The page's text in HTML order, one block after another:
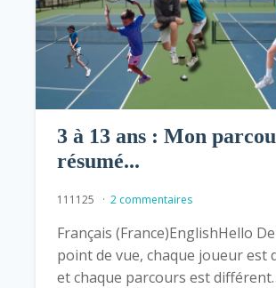
3 à 13 ans : Mon
résumé...
111125 2 commentaires
Français (France)EnglishHello
point de vue, chaque joueur est
et chaque parcours est